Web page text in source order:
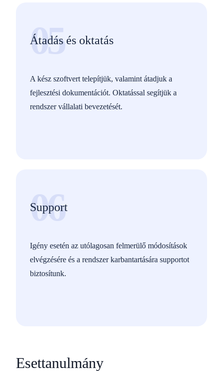
05
Átadás és oktatás
A kész szoftvert telepítjük, valamint átadjuk a
fejlesztési dokumentációt. Oktatással segítjük a
rendszer vállalati bevezetését.
06
Support
Igény esetén az utólagosan felmerülő módosítások
elvégzésére és a rendszer karbantartására supportot
biztosítunk.
Esettanulmány